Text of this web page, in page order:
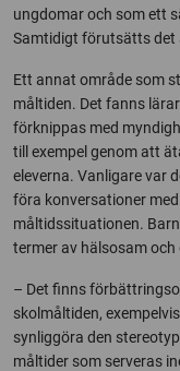
ungdomar och som ett
Samtidigt förutsätts det
Ett annat område som
måltiden. Det fanns
förknippas med
till exempel genom att
eleverna. Vanligare var
föra konversationer
måltidssituationen.
termer av hälsosam
– Det finns
skolmåltiden,
synliggöra den
måltider som serveras